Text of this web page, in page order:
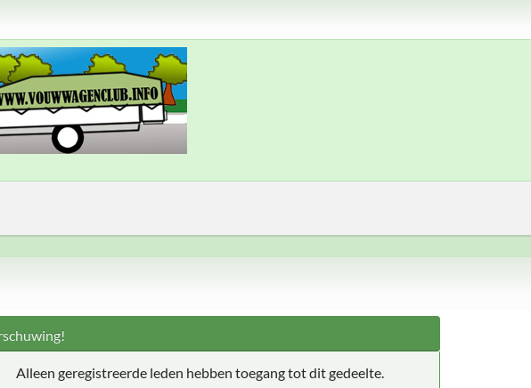
Alleen geregistreerde leden hebben toegang tot dit gedeelte.